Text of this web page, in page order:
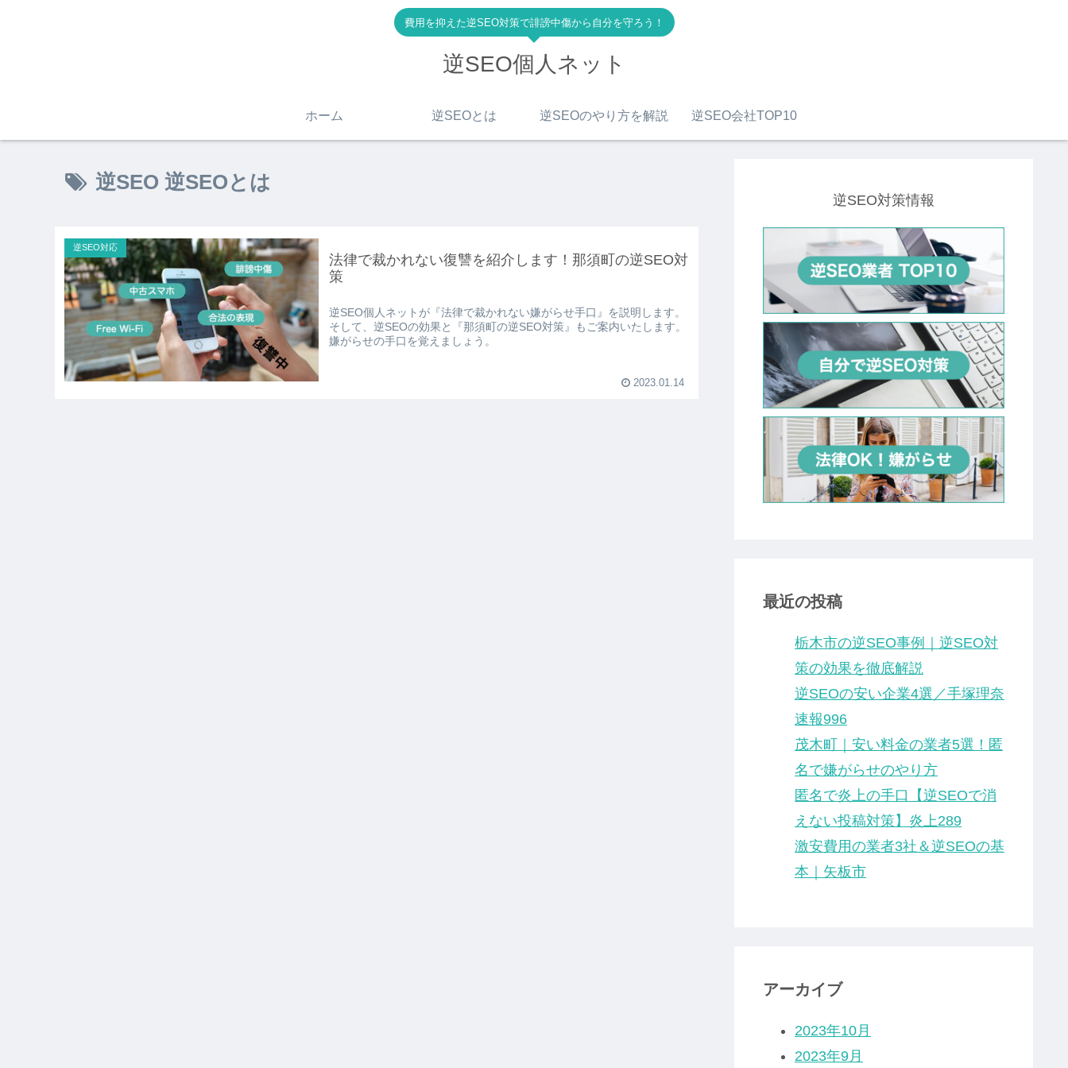
費用を抑えた逆SEO対策で誹謗中傷から自分を守ろう！
逆SEO個人ネット
ホーム 逆SEOとは 逆SEOのやり方を解説 逆SEO会社TOP10
逆SEO 逆SEOとは
逆SEO対応
法律で裁かれない復讐を紹介します！那須町の逆SEO対
策
逆SEO個人ネットが『法律で裁かれない嫌がらせ手口』を説明します。
そして、逆SEOの効果と『那須町の逆SEO対策』もご案内いたします。
嫌がらせの手口を覚えましょう。
2023.01.14
逆SEO対策情報
最近の投稿
栃木市の逆SEO事例｜逆SEO対
策の効果を徹底解説
逆SEOの安い企業4選／手塚理奈
速報996
茂木町｜安い料金の業者5選！匿
名で嫌がらせのやり方
匿名で炎上の手口【逆SEOで消
えない投稿対策】炎上289
激安費用の業者3社＆逆SEOの基
本｜矢板市
アーカイブ
2023年10月
2023年9月